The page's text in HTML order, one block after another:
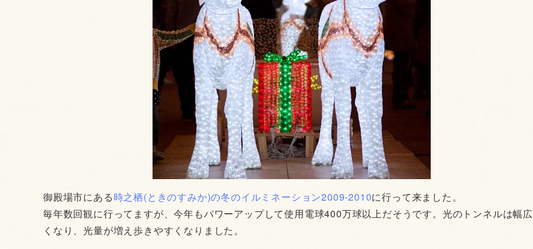
御殿場市にある時之栖(ときのすみか)の冬のイルミネーション2009-2010に行って来ました。
毎年数回観に行ってますが、今年もパワーアップして使用電球400万球以上だそうです。光のトンネルは幅広
くなり、光量が増え歩きやすくなりました。